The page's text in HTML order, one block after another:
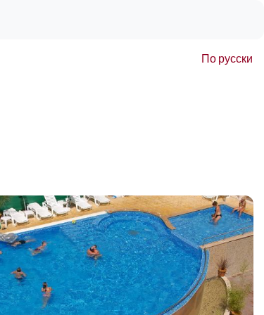
По русски